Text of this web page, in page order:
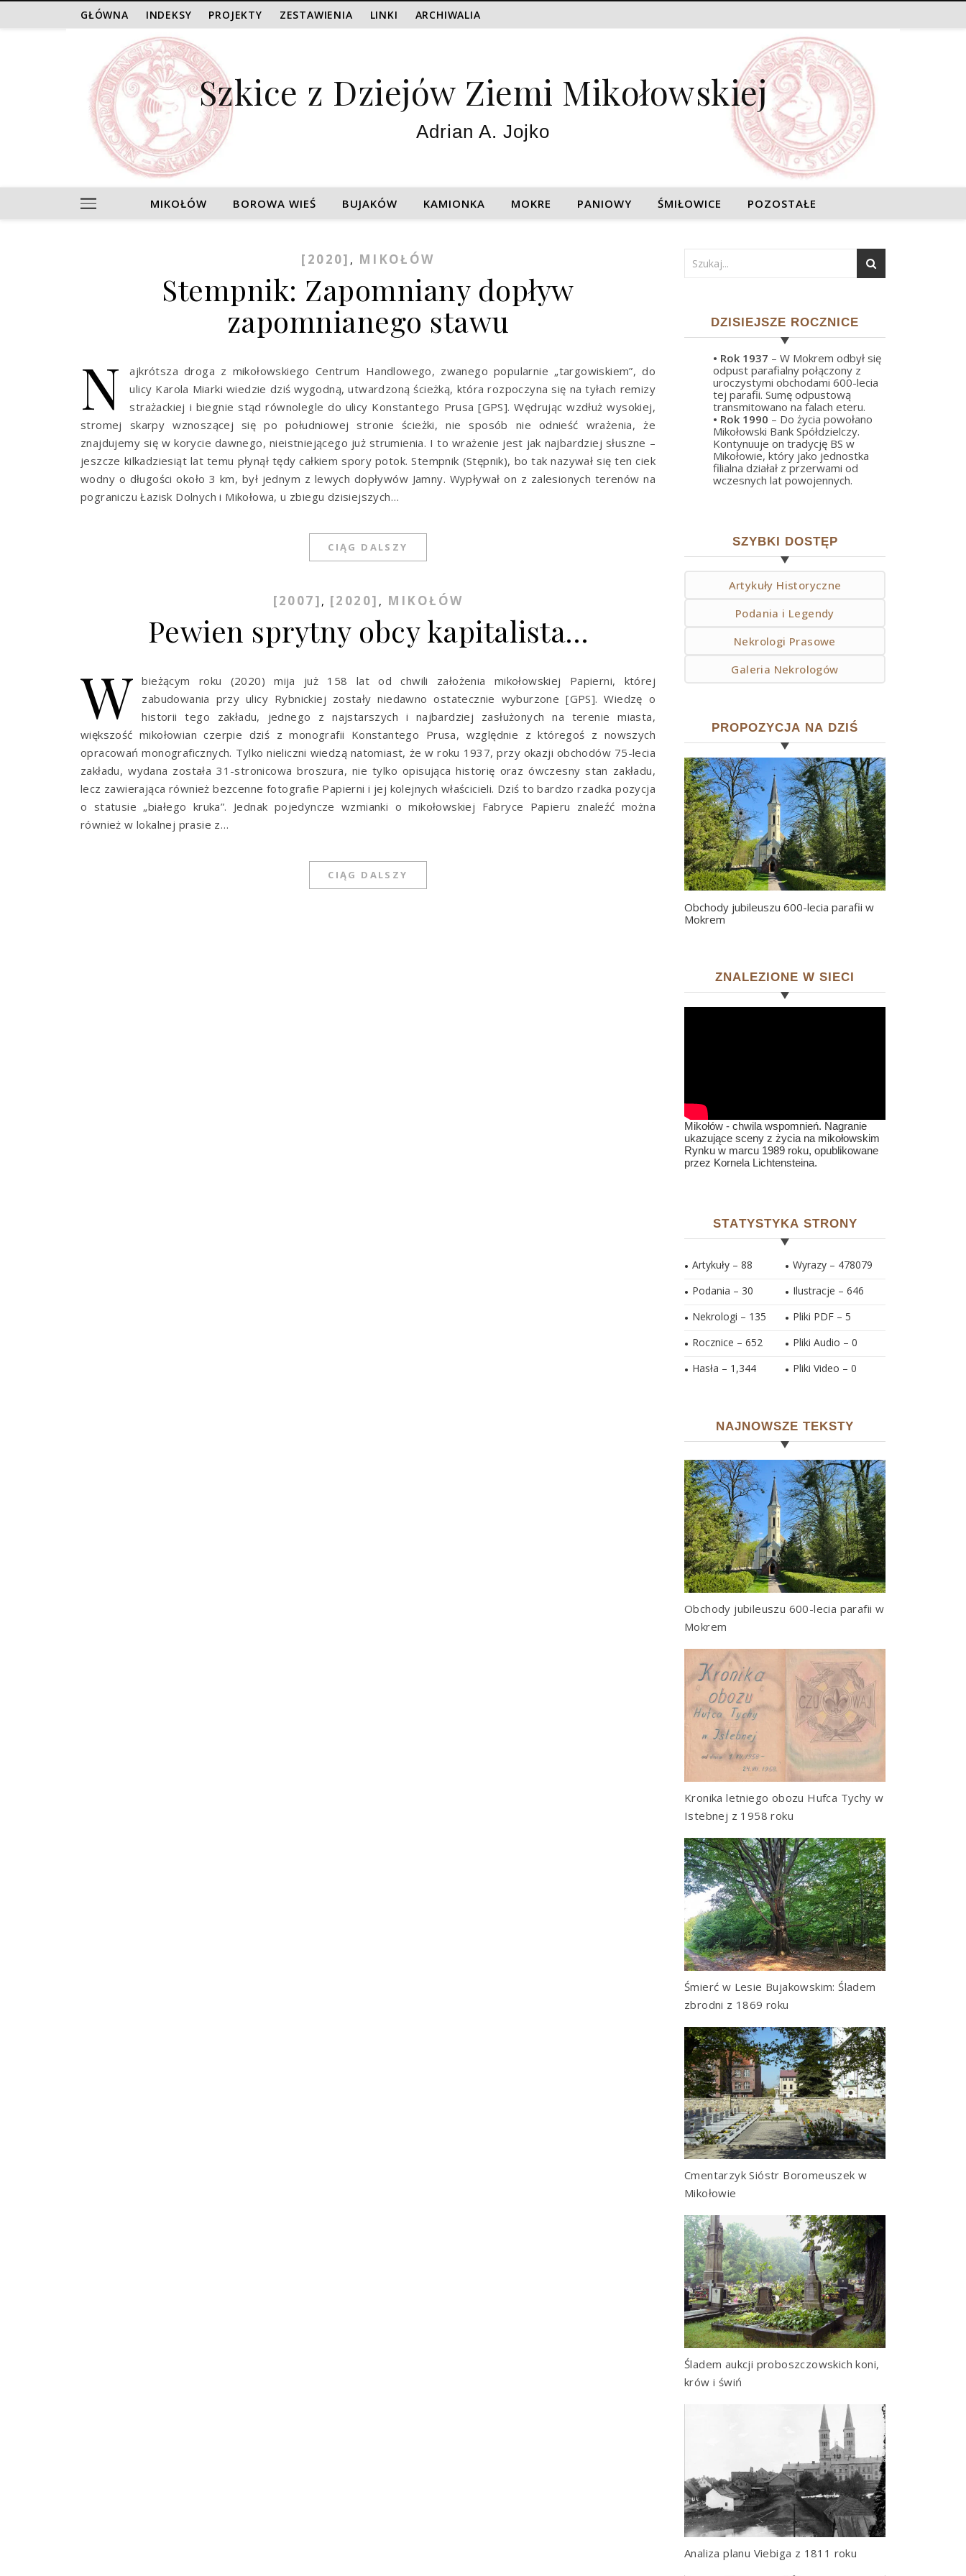
GŁÓWNA INDEKSY PROJEKTY ZESTAWIENIA LINKI ARCHIWALIA
Szkice z Dziejów Ziemi Mikołowskiej
Adrian A. Jojko
MIKOŁÓW BOROWA WIEŚ BUJAKÓW KAMIONKA MOKRE PANIOWY ŚMIŁOWICE POZOSTAŁE
[2020] , MIKOŁÓW
Stempnik: Zapomniany dopływ
zapomnianego stawu
N
ajkrótsza droga z mikołowskiego Centrum Handlowego, zwanego popularnie „targowiskiem”, do
ulicy Karola Miarki wiedzie dziś wygodną, utwardzoną ścieżką, która rozpoczyna się na tyłach remizy
strażackiej i biegnie stąd równolegle do ulicy Konstantego Prusa [GPS]. Wędrując wzdłuż wysokiej,
stromej skarpy wznoszącej się po południowej stronie ścieżki, nie sposób nie odnieść wrażenia, że
znajdujemy się w korycie dawnego, nieistniejącego już strumienia. I to wrażenie jest jak najbardziej słuszne –
jeszcze kilkadziesiąt lat temu płynął tędy całkiem spory potok. Stempnik (Stępnik), bo tak nazywał się ten ciek
wodny o długości około 3 km, był jednym z lewych dopływów Jamny. Wypływał on z zalesionych terenów na
pograniczu Łazisk Dolnych i Mikołowa, u zbiegu dzisiejszych…
CIĄG DALSZY
[2007] , [2020] , MIKOŁÓW
Pewien sprytny obcy kapitalista…
W
bieżącym roku (2020) mija już 158 lat od chwili założenia mikołowskiej Papierni, której
zabudowania przy ulicy Rybnickiej zostały niedawno ostatecznie wyburzone [GPS]. Wiedzę o
historii tego zakładu, jednego z najstarszych i najbardziej zasłużonych na terenie miasta,
większość mikołowian czerpie dziś z monografii Konstantego Prusa, względnie z któregoś z nowszych
opracowań monograficznych. Tylko nieliczni wiedzą natomiast, że w roku 1937, przy okazji obchodów 75-lecia
zakładu, wydana została 31-stronicowa broszura, nie tylko opisująca historię oraz ówczesny stan zakładu,
lecz zawierająca również bezcenne fotografie Papierni i jej kolejnych właścicieli. Dziś to bardzo rzadka pozycja
o statusie „białego kruka”. Jednak pojedyncze wzmianki o mikołowskiej Fabryce Papieru znaleźć można
również w lokalnej prasie z…
CIĄG DALSZY
DZISIEJSZE ROCZNICE
• Rok 1937 – W Mokrem odbył się
odpust parafialny połączony z
uroczystymi obchodami 600-lecia
tej parafii. Sumę odpustową
transmitowano na falach eteru.
• Rok 1990 – Do życia powołano
Mikołowski Bank Spółdzielczy.
Kontynuuje on tradycję BS w
Mikołowie, który jako jednostka
filialna działał z przerwami od
wczesnych lat powojennych.
SZYBKI DOSTĘP
Artykuły Historyczne
Podania i Legendy
Nekrologi Prasowe
Galeria Nekrologów
PROPOZYCJA NA DZIŚ
Obchody jubileuszu 600-lecia parafii w
Mokrem
ZNALEZIONE W SIECI
Mikołów - chwila wspomnień. Nagranie
ukazujące sceny z życia na mikołowskim
Rynku w marcu 1989 roku, opublikowane
przez Kornela Lichtensteina.
STATYSTYKA STRONY
Artykuły – 88
Podania – 30
Nekrologi – 135
Rocznice – 652
Hasła – 1,344
Wyrazy – 478079
Ilustracje – 646
Pliki PDF – 5
Pliki Audio – 0
Pliki Video – 0
NAJNOWSZE TEKSTY
Obchody jubileuszu 600-lecia parafii w
Mokrem
Kronika letniego obozu Hufca Tychy w
Istebnej z 1958 roku
Śmierć w Lesie Bujakowskim: Śladem
zbrodni z 1869 roku
Cmentarzyk Sióstr Boromeuszek w
Mikołowie
Śladem aukcji proboszczowskich koni,
krów i świń
Analiza planu Viebiga z 1811 roku